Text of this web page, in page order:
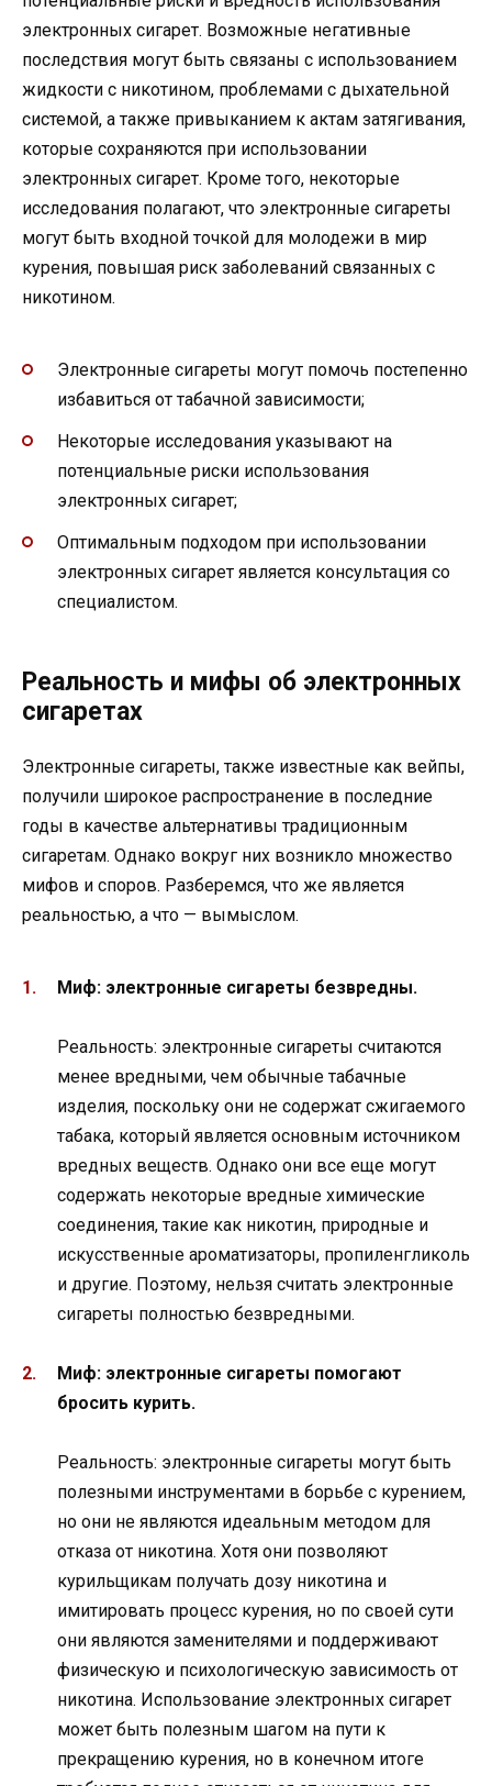
электронных сигарет. Возможные негативные
последствия могут быть связаны с использованием
жидкости с никотином, проблемами с дыхательной
системой, а также привыканием к актам затягивания,
которые сохраняются при использовании
электронных сигарет. Кроме того, некоторые
исследования полагают, что электронные сигареты
могут быть входной точкой для молодежи в мир
курения, повышая риск заболеваний связанных с
никотином.
Электронные сигареты могут помочь постепенно
избавиться от табачной зависимости;
Некоторые исследования указывают на
потенциальные риски использования
электронных сигарет;
Оптимальным подходом при использовании
электронных сигарет является консультация со
специалистом.
Реальность и мифы об электронных
сигаретах
Электронные сигареты, также известные как вейпы,
получили широкое распространение в последние
годы в качестве альтернативы традиционным
сигаретам. Однако вокруг них возникло множество
мифов и споров. Разберемся, что же является
реальностью, а что — вымыслом.
Миф: электронные сигареты безвредны.
Реальность: электронные сигареты считаются
менее вредными, чем обычные табачные
изделия, поскольку они не содержат сжигаемого
табака, который является основным источником
вредных веществ. Однако они все еще могут
содержать некоторые вредные химические
соединения, такие как никотин, природные и
искусственные ароматизаторы, пропиленгликоль
и другие. Поэтому, нельзя считать электронные
сигареты полностью безвредными.
Миф: электронные сигареты помогают
бросить курить.
Реальность: электронные сигареты могут быть
полезными инструментами в борьбе с курением,
но они не являются идеальным методом для
отказа от никотина. Хотя они позволяют
курильщикам получать дозу никотина и
имитировать процесс курения, но по своей сути
они являются заменителями и поддерживают
физическую и психологическую зависимость от
никотина. Использование электронных сигарет
может быть полезным шагом на пути к
прекращению курения, но в конечном итоге